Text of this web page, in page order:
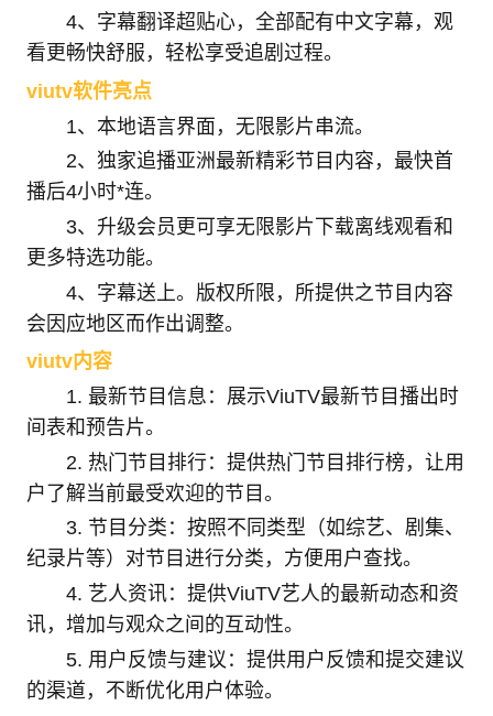
4、字幕翻译超贴心，全部配有中文字幕，观
看更畅快舒服，轻松享受追剧过程。
viutv软件亮点
1、本地语言界面，无限影片串流。
2、独家追播亚洲最新精彩节目内容，最快首
播后4小时*连。
3、升级会员更可享无限影片下载离线观看和
更多特选功能。
4、字幕送上。版权所限，所提供之节目内容
会因应地区而作出调整。
viutv内容
1. 最新节目信息：展示ViuTV最新节目播出时
间表和预告片。
2. 热门节目排行：提供热门节目排行榜，让用
户了解当前最受欢迎的节目。
3. 节目分类：按照不同类型（如综艺、剧集、
纪录片等）对节目进行分类，方便用户查找。
4. 艺人资讯：提供ViuTV艺人的最新动态和资
讯，增加与观众之间的互动性。
5. 用户反馈与建议：提供用户反馈和提交建议
的渠道，不断优化用户体验。